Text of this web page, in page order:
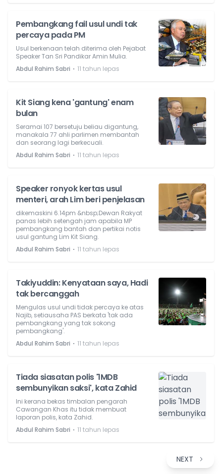
Pembangkang fail usul undi tak
percaya pada PM
Usul berkenaan telah diterima oleh Pejabat
Speaker Tan Sri Pandikar Amin Mulia.
Abdul Rahim Sabri ⋅ 11 tahun lepas
Kit Siang kena 'gantung' enam
bulan
Seramai 107 bersetuju beliau digantung,
manakala 77 ahli parlimen membantah
dan seorang lagi berkecuali.
Abdul Rahim Sabri ⋅ 11 tahun lepas
Speaker ronyok kertas usul
menteri, arah Lim beri penjelasan
dikemaskini 6.14pm &nbsp;Dewan Rakyat
panas lebih setengah jam apabila MP
pembangkang bantah dan pertikai notis
usul gantung Lim Kit Siang.
Abdul Rahim Sabri ⋅ 11 tahun lepas
Takiyuddin: Kenyataan saya, Hadi
tak bercanggah
Mengulas usul undi tidak percaya ke atas
Najib, setiausaha PAS berkata 'tak ada
pembangkang yang tak sokong
pembangkang'.
Abdul Rahim Sabri ⋅ 11 tahun lepas
Tiada siasatan polis '1MDB
sembunyikan saksi', kata Zahid
Ini kerana bekas timbalan pengarah
Cawangan Khas itu tidak membuat
laporan polis, kata Zahid.
Abdul Rahim Sabri ⋅ 11 tahun lepas
NEXT